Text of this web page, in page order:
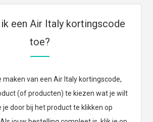
een Air Italy kortingscode
toe?
maken van een Air Italy kortingscode,
(of producten) te kiezen wat je wilt
je door bij het product te klikken op